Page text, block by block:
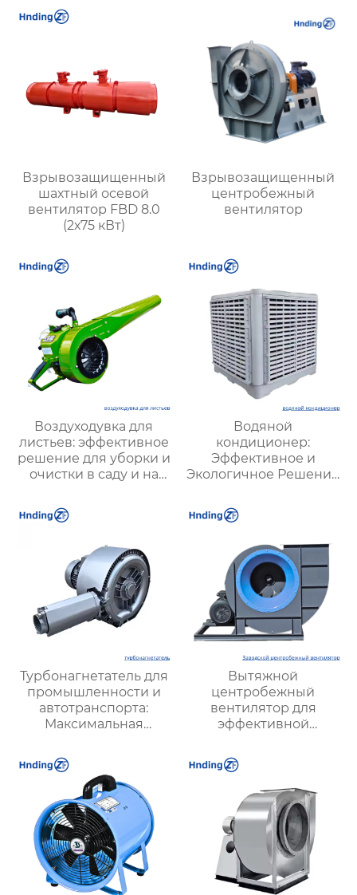
пожарная
безопасность и
Взрывозащищенный
шахтный осевой
вентилятор FBD 8.0
(2х75 кВт)
Взрывозащищенный
центробежный
вентилятор
Воздуходувка для
листьев: эффективное
решение для уборки и
очистки в саду и на
Водяной
кондиционер:
Эффективное и
Экологичное Решение
Вашего Пространства
Турбонагнетатель для
промышленности и
автотранспорта:
Максимальная
надежность для
повышения давления
Вытяжной
центробежный
вентилятор для
эффективной
помещений и
промышленных
объектов | Купить с
доставкой